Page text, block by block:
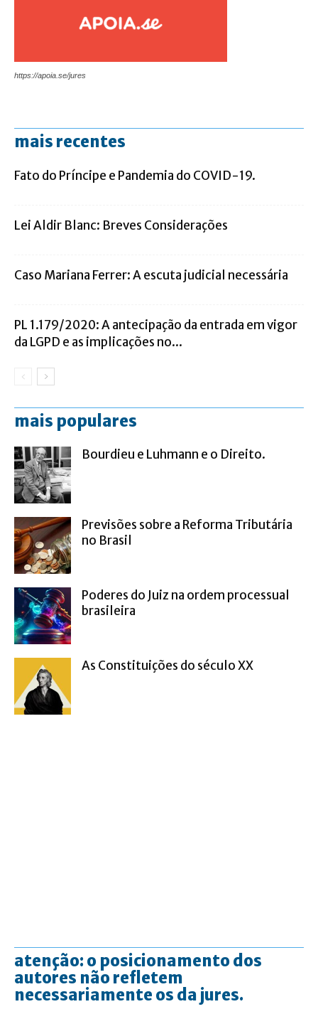
https://apoia.se/jures
mais recentes
Fato do Príncipe e Pandemia do COVID-19.
Lei Aldir Blanc: Breves Considerações
Caso Mariana Ferrer: A escuta judicial necessária
PL 1.179/2020: A antecipação da entrada em vigor
da LGPD e as implicações no...
mais populares
Bourdieu e Luhmann e o Direito.
Previsões sobre a Reforma Tributária
no Brasil
Poderes do Juiz na ordem processual
brasileira
As Constituições do século XX
atenção: o posicionamento dos
autores não refletem
necessariamente os da jures.